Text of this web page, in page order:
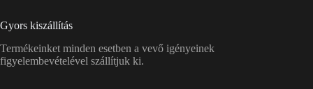
Gyors kiszállítás
Termékeinket minden esetben a vevő igényeinek
figyelembevételével szállítjuk ki.